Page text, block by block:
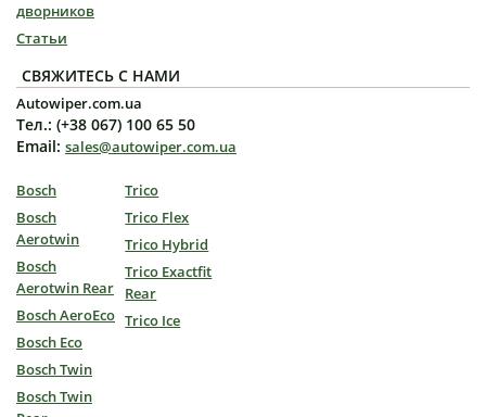
дворников
Статьи
СВЯЖИТЕСЬ С НАМИ
Autowiper.com.ua
Тел.: (+38 067) 100 65 50
Email: sales@autowiper.com.ua
Bosch
Bosch
Aerotwin
Bosch
Aerotwin Rear
Bosch AeroEco
Bosch Eco
Bosch Twin
Bosch Twin
Trico
Trico Flex
Trico Hybrid
Trico Exactfit
Rear
Trico Ice